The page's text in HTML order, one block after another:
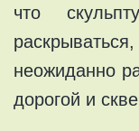
что
неожиданно
дорогой и